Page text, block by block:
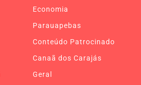
Economia
Parauapebas
Conteúdo Patrocinado
Canaã dos Carajás
Geral